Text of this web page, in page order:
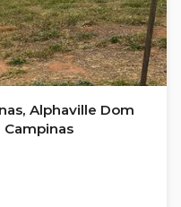
Alphaville Dom
Campinas